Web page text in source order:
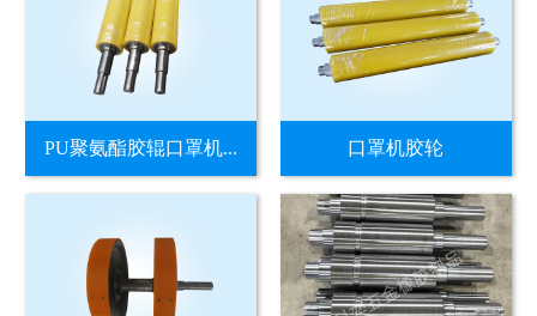
PU聚氨酯胶辊口罩机... 口罩机胶轮